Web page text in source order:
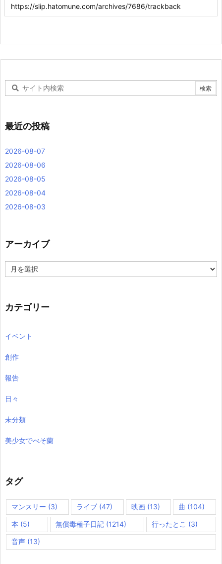
最近の投稿
2026-08-07
2026-08-06
2026-08-05
2026-08-04
2026-08-03
アーカイブ
ー
ブ
カテゴリー
イベント
創作
報告
日々
未分類
美少女でべそ蘭
タグ
マンスリー (3) ライブ(47) 映画(13) 曲 (104)
本 (5) 無償毒種子日記(1214) 行ったとこ (3)
音声 (13)